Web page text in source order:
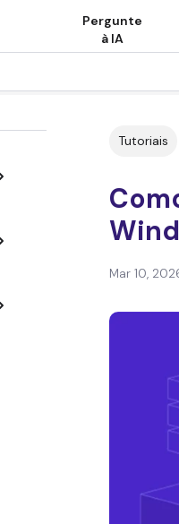
Pergunte
à IA
Tutoriais
Mar 10,